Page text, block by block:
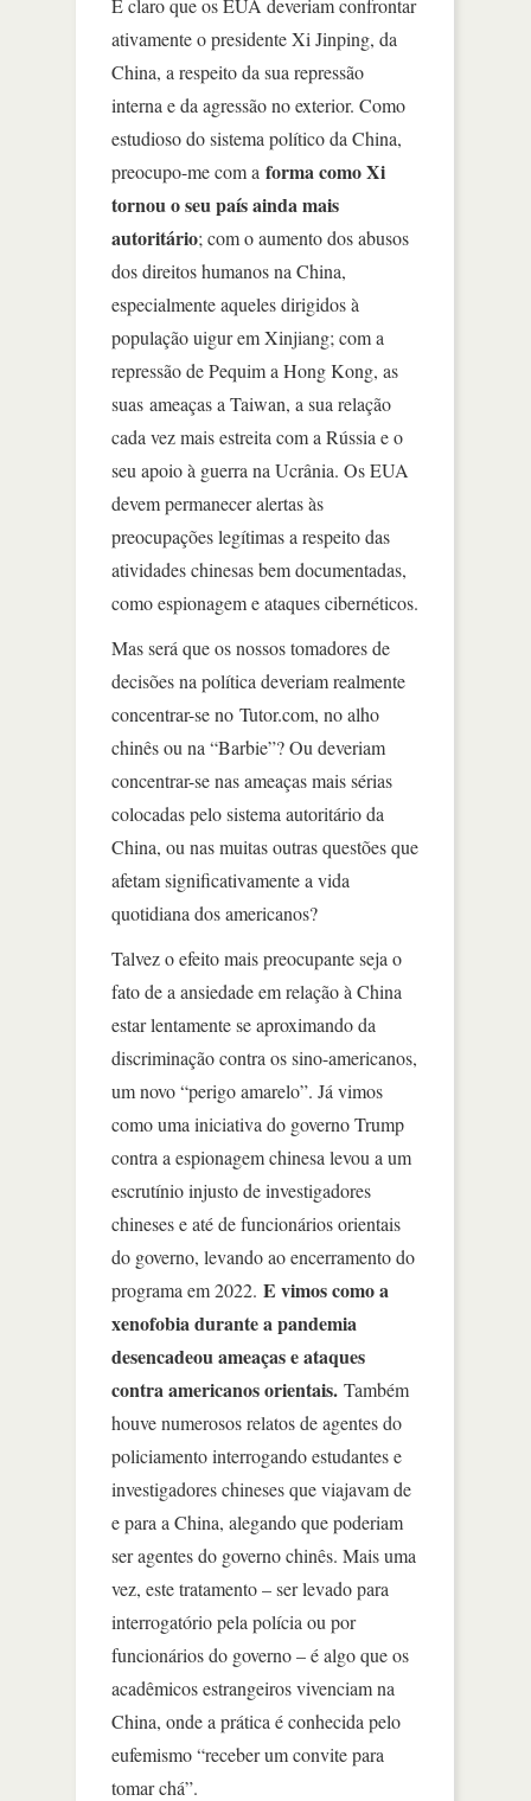
ativamente o presidente Xi Jinping, da
China, a respeito da sua repressão
interna e da agressão no exterior. Como
estudioso do sistema político da China,
preocupo-me com a forma como Xi
tornou o seu país ainda mais
autoritário; com o aumento dos abusos
dos direitos humanos na China,
especialmente aqueles dirigidos à
população uigur em Xinjiang; com a
repressão de Pequim a Hong Kong, as
suas ameaças a Taiwan, a sua relação
cada vez mais estreita com a Rússia e o
seu apoio à guerra na Ucrânia. Os EUA
devem permanecer alertas às
preocupações legítimas a respeito das
atividades chinesas bem documentadas,
como espionagem e ataques cibernéticos.
Mas será que os nossos tomadores de
decisões na política deveriam realmente
concentrar-se no Tutor.com, no alho
chinês ou na “Barbie”? Ou deveriam
concentrar-se nas ameaças mais sérias
colocadas pelo sistema autoritário da
China, ou nas muitas outras questões que
afetam significativamente a vida
quotidiana dos americanos?
Talvez o efeito mais preocupante seja o
fato de a ansiedade em relação à China
estar lentamente se aproximando da
discriminação contra os sino-americanos,
um novo “perigo amarelo”. Já vimos
como uma iniciativa do governo Trump
contra a espionagem chinesa levou a um
escrutínio injusto de investigadores
chineses e até de funcionários orientais
do governo, levando ao encerramento do
programa em 2022. E vimos como a
xenofobia durante a pandemia
desencadeou ameaças e ataques
contra americanos orientais. Também
houve numerosos relatos de agentes do
policiamento interrogando estudantes e
investigadores chineses que viajavam de
e para a China, alegando que poderiam
ser agentes do governo chinês. Mais uma
vez, este tratamento – ser levado para
interrogatório pela polícia ou por
funcionários do governo – é algo que os
acadêmicos estrangeiros vivenciam na
China, onde a prática é conhecida pelo
eufemismo “receber um convite para
tomar chá”.